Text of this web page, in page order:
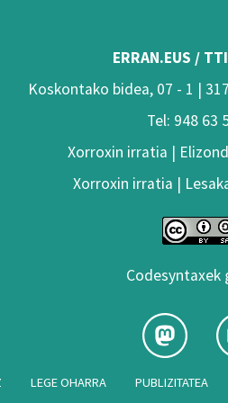
ERRAN.EUS /
Koskontako bidea, 07 - 1 |
Tel: 948 63
Xorroxin irratia |
Xorroxin irratia |
Codesyntaxek
LEGE OHARRA PUBLIZITATEA